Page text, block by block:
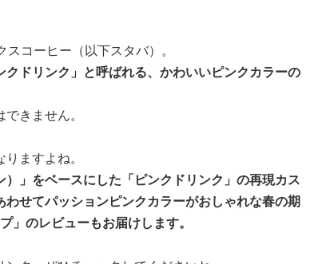
コーヒー（以下スタバ）。
ドリンク」と呼ばれる、かわいいピンクカラーの
きません。
ますよね。
」をベースにした「ピンクドリンク」の再現カス
せてパッションピンクカラーがおしゃれな春の期
」のレビューもお届けします。